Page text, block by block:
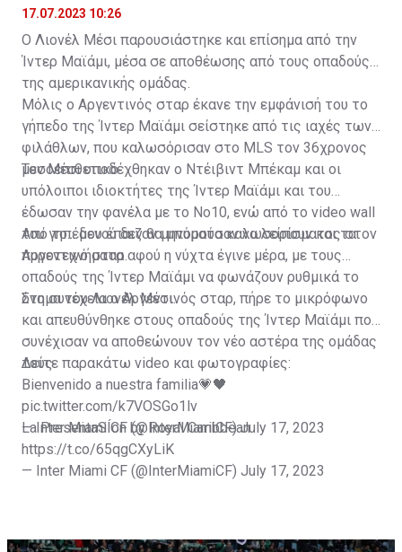
σταρ
17.07.2023 10:26
Ο Λιονέλ Μέσι παρουσιάστηκε και επίσημα από την
Ίντερ Μαϊάμι, μέσα σε αποθέωσης από τους οπαδούς
της αμερικανικής ομάδας.
Μόλις ο Αργεντινός σταρ έκανε την εμφάνισή του το
γήπεδο της Ίντερ Μαϊάμι σείστηκε από τις ιαχές των
φιλάθλων, που καλωσόρισαν στο MLS τον 36χρονος
μεσοεπιθετικό.
Τον Μέσι υποδέχθηκαν ο Ντέιβιντ Μπέκαμ και οι
υπόλοιποι ιδιοκτήτες της Ίντερ Μαϊάμι και του
έδωσαν την φανέλα με το Νο10, ενώ από το video wall
του γηπέδου έπαιζαν μηνύματα καλωσορίσματος στον
Αργεντινό σταρ.
Από το... μενού δεν θα μπορούσαν να λείπουν και τα
πυροτεχνήματα αφού η νύχτα έγινε μέρα, με τους
οπαδούς της Ίντερ Μαϊάμι να φωνάζουν ρυθμικά το
όνομα του Λιονέλ Μέσι.
Στη συνέχεια ο Αργεντινός σταρ, πήρε το μικρόφωνο
και απευθύνθηκε στους οπαδούς της Ίντερ Μαϊάμι που
συνέχισαν να αποθεώνουν τον νέο αστέρα της ομάδας
τους.
Δείτε παρακάτω video και φωτογραφίες:
Bienvenido a nuestra familia💗🖤
pic.twitter.com/k7VOSGo1lv
— Inter Miami CF (@InterMiamiCF)July 17, 2023
La PresentaSÍon by Royal Caribbean
https://t.co/65qgCXyLiK
— Inter Miami CF (@InterMiamiCF) July 17, 2023